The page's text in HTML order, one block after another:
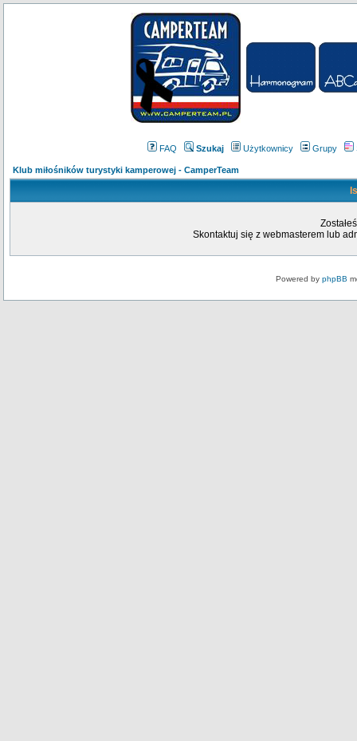
FAQ Szukaj Użytkownicy Grupy
Klub miłośników turystyki kamperowej - CamperTeam
Skontaktuj się z webmasterem lub
Powered by phpBB